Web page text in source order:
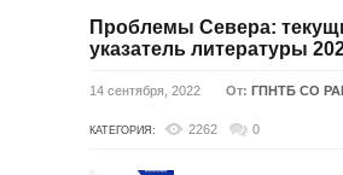
Проблемы Севера:
указатель литературы
14 сентября, 2022 От: ГПНТБ СО
КАТЕГОРИЯ: 2262 0